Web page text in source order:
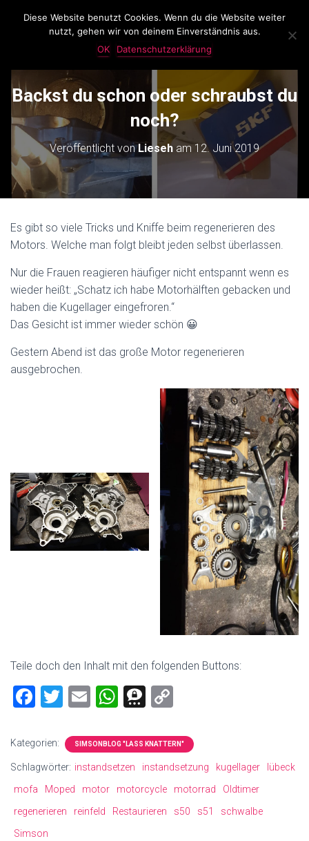
LassKnattern
N
G
A
O
E
Backst du schon oder schraubst du
noch?
Veröffentlicht vonLieseh am 12. Juni 2019
Es gibt so viele Tricks und Kniffe beim regenerieren des
Motors. Welche man folgt bleibt jeden selbst überlassen.
Nur die Frauen reagieren häufiger nicht entspannt wenn es
wieder heißt: „Schatz ich habe Motorhälften gebacken und
haben die Kugellager eingefroren.“
Das Gesicht ist immer wieder schön 😀
Gestern Abend ist das große Motor regenerieren
ausgebrochen.
Teile doch den Inhalt mit den folgenden Buttons:
F
ce
b
o
ok
T
tt
er
E
ai
l
W
at
s
A
p
T
ee
m
a
p
y
Li
nk
Kategorien: SIMSONBLOG "LASS KNATTERN"
Schlagwörter: instandsetzen instandsetzung kugellager
lübeck
mofa
Moped motor motorcycle motorrad
Oldtimer
regenerieren
reinfeld Restaurieren s50 s51
schwalbe
Simson
Diese Website benutzt Cookies. Wenn du die Website weiter
nutzt, gehen wir von deinem Einverständnis aus.
OK
Datenschutzerklärung